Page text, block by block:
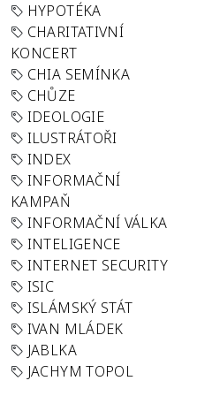
HYPOTÉKA
CHARITATIVNÍ
KONCERT
CHIA SEMÍNKA
CHŮZE
IDEOLOGIE
ILUSTRÁTOŘI
INDEX
INFORMAČNÍ
KAMPAŇ
INFORMAČNÍ VÁLKA
INTELIGENCE
INTERNET SECURITY
ISIC
ISLÁMSKÝ STÁT
IVAN MLÁDEK
JABLKA
JACHYM TOPOL